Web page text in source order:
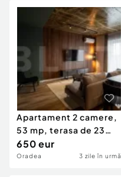
Apartament 2 camere,
53 mp, terasa de 23
mp, Str. Clujului
650 eur
Oradea 3 zile în urmă